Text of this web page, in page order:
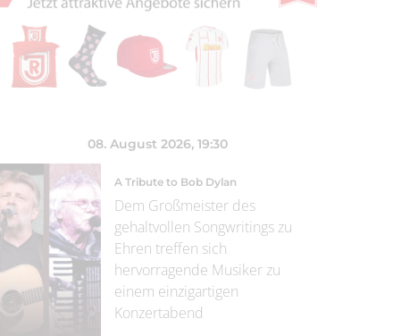
08. August 2026, 19:30
A Tribute to Bob Dylan
Dem Großmeister des
gehaltvollen Songwritings zu
Ehren treffen sich
hervorragende Musiker zu
einem einzigartigen
Konzertabend